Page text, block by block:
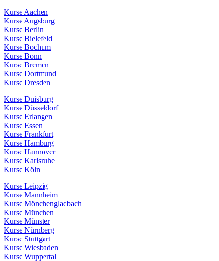
Kurse Aachen
Kurse Augsburg
Kurse Berlin
Kurse Bielefeld
Kurse Bochum
Kurse Bonn
Kurse Bremen
Kurse Dortmund
Kurse Dresden
Kurse Duisburg
Kurse Düsseldorf
Kurse Erlangen
Kurse Essen
Kurse Frankfurt
Kurse Hamburg
Kurse Hannover
Kurse Karlsruhe
Kurse Köln
Kurse Leipzig
Kurse Mannheim
Kurse Mönchengladbach
Kurse München
Kurse Münster
Kurse Nürnberg
Kurse Stuttgart
Kurse Wiesbaden
Kurse Wuppertal